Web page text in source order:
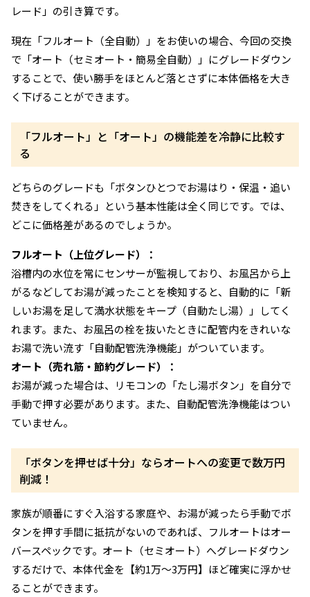
レード」の引き算です。
現在「フルオート（全自動）」をお使いの場合、今回の交換
で「オート（セミオート・簡易全自動）」にグレードダウン
することで、使い勝手をほとんど落とさずに本体価格を大き
く下げることができます。
「フルオート」と「オート」の機能差を冷静に比較す
る
どちらのグレードも「ボタンひとつでお湯はり・保温・追い
焚きをしてくれる」という基本性能は全く同じです。では、
どこに価格差があるのでしょうか。
フルオート（上位グレード）：
浴槽内の水位を常にセンサーが監視しており、お風呂から上
がるなどしてお湯が減ったことを検知すると、自動的に「新
しいお湯を足して満水状態をキープ（自動たし湯）」してく
れます。また、お風呂の栓を抜いたときに配管内をきれいな
お湯で洗い流す「自動配管洗浄機能」がついています。
オート（売れ筋・節約グレード）：
お湯が減った場合は、リモコンの「たし湯ボタン」を自分で
手動で押す必要があります。また、自動配管洗浄機能はつい
ていません。
「ボタンを押せば十分」ならオートへの変更で数万円
削減！
家族が順番にすぐ入浴する家庭や、お湯が減ったら手動でボ
タンを押す手間に抵抗がないのであれば、フルオートはオー
バースペックです。オート（セミオート）へグレードダウン
するだけで、本体代金を【約1万〜3万円】ほど確実に浮かせ
ることができます。